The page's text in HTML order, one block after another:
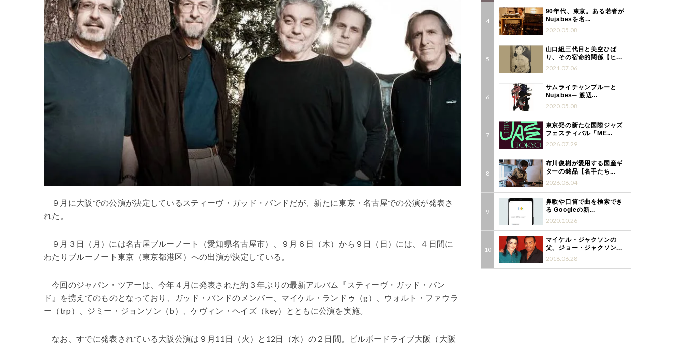
９月に大阪での公演が決定しているスティーヴ・ガッド・バンドだが、新たに東京・名古屋での公演が発表さ
れた。
９月３日（月）には名古屋ブルーノート（愛知県名古屋市）、９月６日（木）から９日（日）には、４日間に
わたりブルーノート東京（東京都港区）への出演が決定している。
今回のジャパン・ツアーは、今年４月に発表された約３年ぶりの最新アルバム『スティーヴ・ガッド・バン
ド』を携えてのものとなっており、ガッド・バンドのメンバー、マイケル・ランドゥ（g）、ウォルト・ファウラ
ー（trp）、ジミー・ジョンソン（b）、ケヴィン・ヘイズ（key）とともに公演を実施。
なお、すでに発表されている大阪公演は９月11日（火）と12日（水）の２日間。ビルボードライブ大阪（大阪
90年代、東京。ある若者が
Nujabesを名...
2020.05.08
山口組三代目と美空ひば
り、その宿命的関係【ヒ...
2021.07.06
サムライチャンプルーと
Nujabes─ 渡辺...
2020.05.08
東京発の新たな国際ジャズ
フェスティバル「ME...
2026.07.29
布川俊樹が愛用する国産ギ
ターの銘品【名手たち...
2026.08.04
鼻歌や口笛で曲を検索でき
る Googleの新...
2020.10.26
マイケル・ジャクソンの
父、ジョー・ジャクソン...
2018.06.28